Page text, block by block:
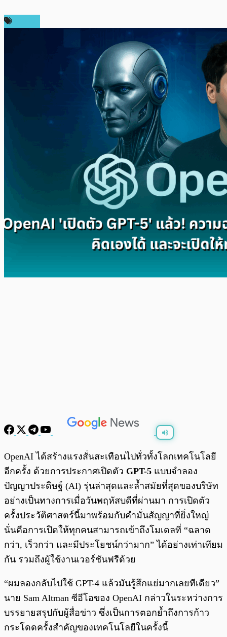
พร้อมเล่น /0:00
OpenAI ได้สร้างแรงสั่นสะเทือนไปทั่วทั้งโลกเทคโนโลยี
อีกครั้ง ด้วยการประกาศเปิดตัว GPT-5 แบบจำลอง
ปัญญาประดิษฐ์ (AI) รุ่นล่าสุดและล้ำสมัยที่สุดของบริษัท
อย่างเป็นทางการเมื่อวันพฤหัสบดีที่ผ่านมา การเปิดตัว
ครั้งประวัติศาสตร์นี้มาพร้อมกับคำมั่นสัญญาที่ยิ่งใหญ่
นั่นคือการเปิดให้ทุกคนสามารถเข้าถึงโมเดลที่ “ฉลาด
กว่า, เร็วกว่า และมีประโยชน์กว่ามาก” ได้อย่างเท่าเทียม
กัน รวมถึงผู้ใช้งานเวอร์ชันฟรีด้วย
“ผมลองกลับไปใช้ GPT-4 แล้วมันรู้สึกแย่มากเลยทีเดียว”
นาย Sam Altman ซีอีโอของ OpenAI กล่าวในระหว่างการ
บรรยายสรุปกับผู้สื่อข่าว ซึ่งเป็นการตอกย้ำถึงการก้าว
กระโดดครั้งสำคัญของเทคโนโลยีในครั้งนี้